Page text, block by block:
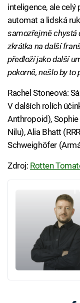
inteligence, ale celý
automat a lidská
samozřejmě chystá
zkrátka na další
předloží jako další
pokorně, nešlo by to
Rachel Stoneová:
V dalších rolích
Anthropoid),
Nilu), Alia Bhatt
Schweighöfer
Zdroj: Rotten